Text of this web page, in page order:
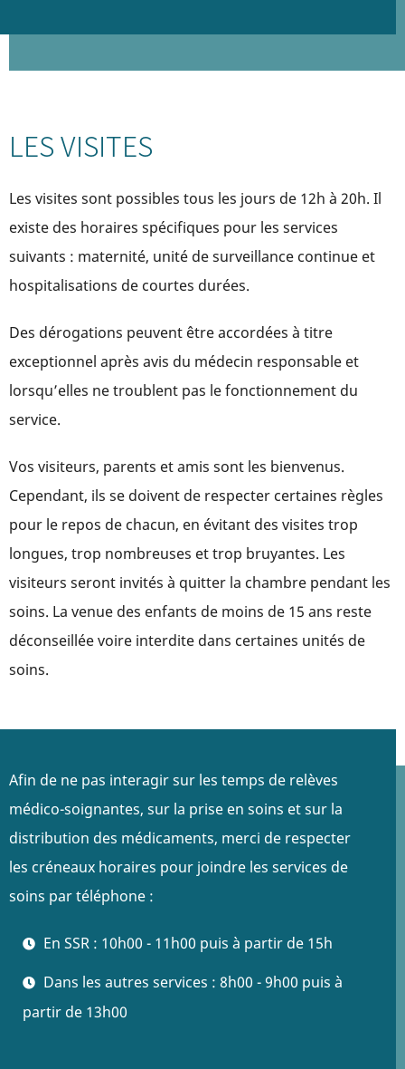
LES VISITES
Les visites sont possibles tous les jours de 12h à 20h. Il
existe des horaires spécifiques pour les services
suivants : maternité, unité de surveillance continue et
hospitalisations de courtes durées.
Des dérogations peuvent être accordées à titre
exceptionnel après avis du médecin responsable et
lorsqu’elles ne troublent pas le fonctionnement du
service.
Vos visiteurs, parents et amis sont les bienvenus.
Cependant, ils se doivent de respecter certaines règles
pour le repos de chacun, en évitant des visites trop
longues, trop nombreuses et trop bruyantes. Les
visiteurs seront invités à quitter la chambre pendant les
soins. La venue des enfants de moins de 15 ans reste
déconseillée voire interdite dans certaines unités de
soins.
Afin de ne pas interagir sur les temps de relèves
médico-soignantes, sur la prise en soins et sur la
distribution des médicaments, merci de respecter
les créneaux horaires pour joindre les services de
soins par téléphone :
En SSR : 10h00 - 11h00 puis à partir de 15h
Dans les autres services : 8h00 - 9h00 puis à
partir de 13h00